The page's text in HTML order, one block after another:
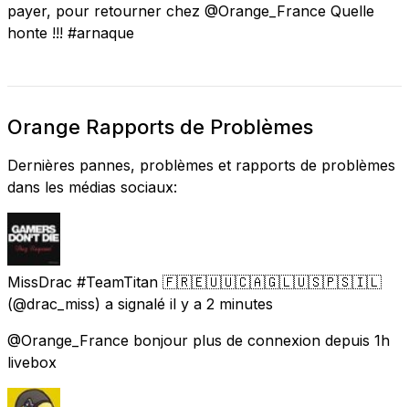
payer, pour retourner chez @Orange_France Quelle
honte !!! #arnaque
Orange Rapports de Problèmes
Dernières pannes, problèmes et rapports de problèmes
dans les médias sociaux:
MissDrac #TeamTitan 🇫🇷🇪🇺🇺🇨🇦🇬🇱🇺🇸🇵🇸🇮🇱
(@drac_miss) a signalé il y a 2 minutes
@Orange_France bonjour plus de connexion depuis 1h
livebox